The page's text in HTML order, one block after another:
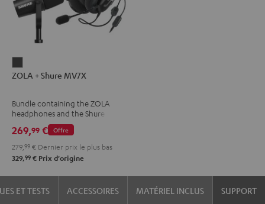
+
MV7X
Dark
Gray
ZOLA + Shure MV7X
Bundle containing the ZOLA
headphones and the Shure
MV7X microphone.
Offre
269,99 €
279, 99 € Dernier prix le plus bas
329,99 € Prix d'origine
ET TESTS ACCESSOIRES MATÉRIEL INCLUS SUPPORT